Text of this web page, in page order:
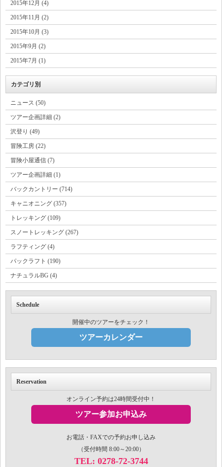
2015年12月 (4)
2015年11月 (2)
2015年10月 (3)
2015年9月 (2)
2015年7月 (1)
カテゴリ別
ニュース (50)
ツアー企画詳細 (2)
沢登り (49)
冒険工房 (22)
冒険小屋通信 (7)
ツアー企画詳細 (1)
バックカントリー (714)
キャニオニング (357)
トレッキング (109)
スノートレッキング (267)
ラフティング (4)
パックラフト (190)
ナチュラルBG (4)
Schedule
開催中のツアーをチェック！
ツアーカレンダー
Reservation
オンライン予約は24時間受付中！
ツアー参加お申込み
お電話・FAXでの予約お申し込み
（受付時間 8:00～20:00）
TEL: 0278-72-3744